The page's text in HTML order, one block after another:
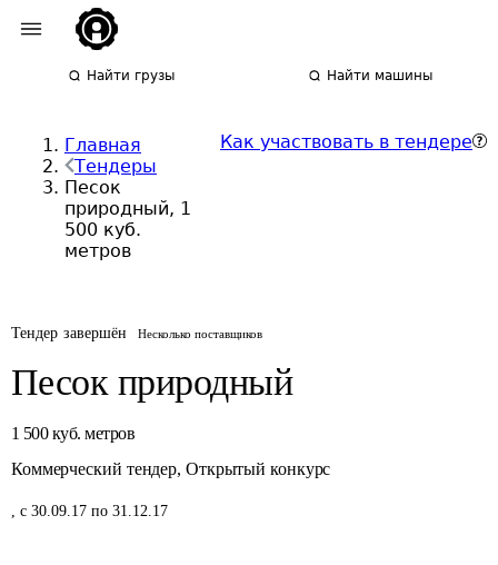
Найти грузы Найти машины
Главная
Тендеры
Песок
природный, 1
500 куб.
метров
Как участвовать в тендере
Тендер завершён Несколько поставщиков
Песок природный
1 500 куб. метров
Коммерческий тендер, Открытый конкурс
, с 30.09.17 по 31.12.17